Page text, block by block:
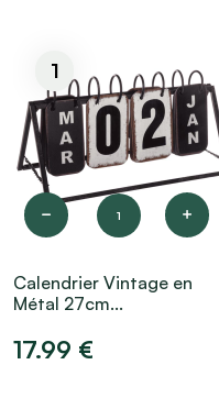
1
1
Calendrier Vintage en
Métal 27cm...
17.99 €